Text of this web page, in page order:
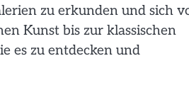
zu erkunden und sich
Kunst bis zur klassischen
es zu entdecken und